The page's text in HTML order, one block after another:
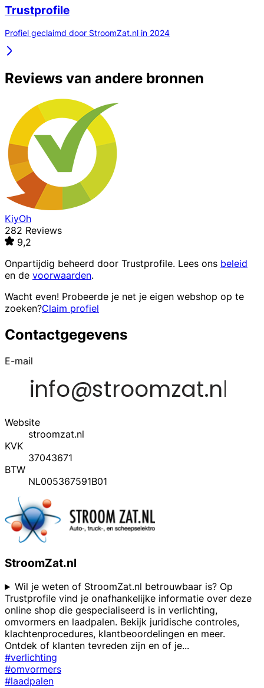
Trustprofile
Profiel geclaimd door StroomZat.nl in 2024
Reviews van andere bronnen
KiyOh
282 Reviews
9,2
Onpartijdig beheerd door Trustprofile. Lees ons beleid
en de voorwaarden.
Wacht even! Probeerde je net je eigen webshop op te
zoeken?Claim profiel
Contactgegevens
E-mail
Website
stroomzat.nl
KVK
37043671
BTW
NL005367591B01
StroomZat.nl
Wil je weten of StroomZat.nl betrouwbaar is? Op
Trustprofile vind je onafhankelijke informatie over deze
online shop die gespecialiseerd is in verlichting,
omvormers en laadpalen. Bekijk juridische controles,
klachtenprocedures, klantbeoordelingen en meer.
Ontdek of klanten tevreden zijn en of je...
#verlichting
#omvormers
#laadpalen